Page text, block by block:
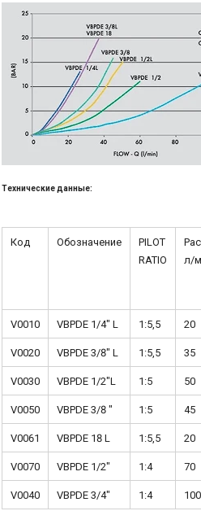
Технические данные:
Код Обозначение
PILOT
RATIO
л/
V0010 VBPDE 1/4" L 1:5,5 20
V0020 VBPDE 3/8" L 1:5,5 35
V0030 VBPDE 1/2"L 1:5 50
V0050 VBPDE 3/8 " 1:5 45
V0061 VBPDE 18 L 1:5,5 20
V0070 VBPDE 1/2" 1:4 70
V0040 VBPDE 3/4" 1:4 100